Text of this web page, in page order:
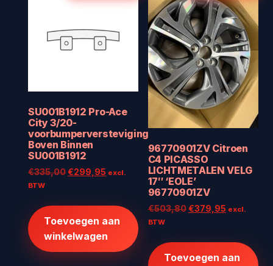
SU001B1912 Pro-Ace
City 3/20-
voorbumperversteviging
Boven Binnen
SU001B1912
€335,00Oorspronkelijke
€299,95 Huidige
€299,95.
excl.
BTW
Toevoegen aan
winkelwagen
96770901ZV Citroen
C4 PICASSO
LICHTMETALEN VELG
17″ ‘EOLE’
96770901ZV
€503,80 Oorspronkelijke
€379,95Huidige
€379,95.
excl.
BTW
Toevoegen aan